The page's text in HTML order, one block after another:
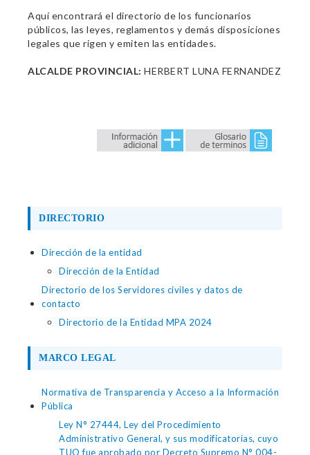
Aquí encontrará el directorio de los funcionarios
públicos, las leyes, reglamentos y demás disposiciones
legales que rigen y emiten las entidades.
ALCALDE PROVINCIAL: HERBERT LUNA FERNANDEZ
DIRECTORIO
Dirección de la entidad
Dirección de la Entidad
Directorio de los Servidores civiles y datos de
contacto
Directorio de la Entidad MPA 2024
MARCO LEGAL
Normativa de Transparencia y Acceso a la Información
Pública
Ley N° 27444, Ley del Procedimiento
Administrativo General, y sus modificatorias, cuyo
TUO fue aprobado por Decreto Supremo N° 004-